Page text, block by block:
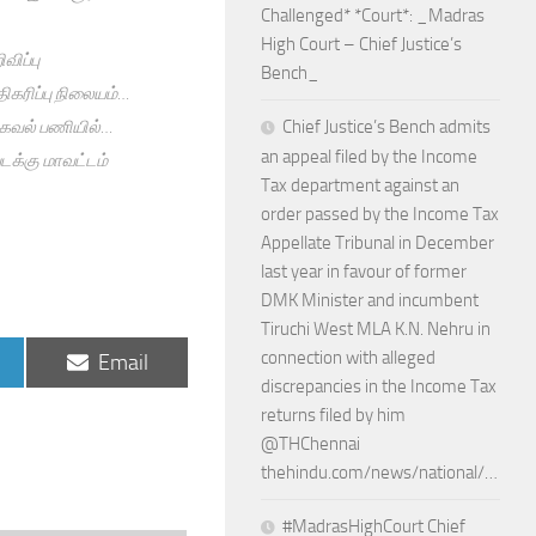
நிலையம்…
பணியில்…
மாவட்டம்
Share
on
Email
Challenged* *Court*: _Madras
High Court – Chief Justice’s
Bench_
Chief Justice’s Bench admits
an appeal filed by the Income
Tax department against an
order passed by the Income Tax
Appellate Tribunal in December
last year in favour of former
DMK Minister and incumbent
Tiruchi West MLA K.N. Nehru in
connection with alleged
discrepancies in the Income Tax
returns filed by him
@THChennai
thehindu.com/news/national/…
#MadrasHighCourt Chief